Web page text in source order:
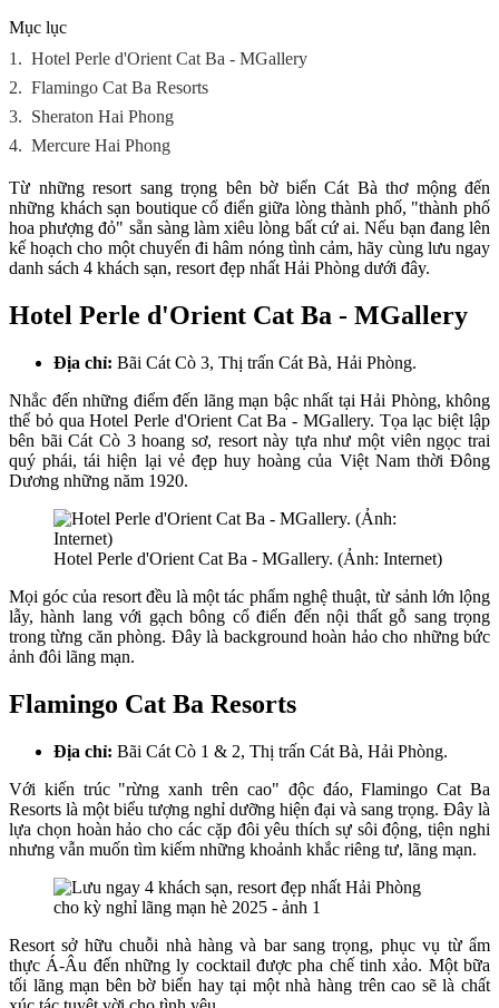
Mục lục
1. Hotel Perle d'Orient Cat Ba - MGallery
2. Flamingo Cat Ba Resorts
3. Sheraton Hai Phong
4. Mercure Hai Phong
Từ những resort sang trọng bên bờ biển Cát Bà thơ mộng đến
những khách sạn boutique cổ điển giữa lòng thành phố, "thành phố
hoa phượng đỏ" sẵn sàng làm xiêu lòng bất cứ ai. Nếu bạn đang lên
kế hoạch cho một chuyến đi hâm nóng tình cảm, hãy cùng lưu ngay
danh sách 4 khách sạn, resort đẹp nhất Hải Phòng dưới đây.
Hotel Perle d'Orient Cat Ba - MGallery
Địa chỉ: Bãi Cát Cò 3, Thị trấn Cát Bà, Hải Phòng.
Nhắc đến những điểm đến lãng mạn bậc nhất tại Hải Phòng, không
thể bỏ qua Hotel Perle d'Orient Cat Ba - MGallery. Tọa lạc biệt lập
bên bãi Cát Cò 3 hoang sơ, resort này tựa như một viên ngọc trai
quý phái, tái hiện lại vẻ đẹp huy hoàng của Việt Nam thời Đông
Dương những năm 1920.
Hotel Perle d'Orient Cat Ba - MGallery. (Ảnh: Internet)
Mọi góc của resort đều là một tác phẩm nghệ thuật, từ sảnh lớn lộng
lẫy, hành lang với gạch bông cổ điển đến nội thất gỗ sang trọng
trong từng căn phòng. Đây là background hoàn hảo cho những bức
ảnh đôi lãng mạn.
Flamingo Cat Ba Resorts
Địa chỉ: Bãi Cát Cò 1 & 2, Thị trấn Cát Bà, Hải Phòng.
Với kiến trúc "rừng xanh trên cao" độc đáo, Flamingo Cat Ba
Resorts là một biểu tượng nghỉ dưỡng hiện đại và sang trọng. Đây là
lựa chọn hoàn hảo cho các cặp đôi yêu thích sự sôi động, tiện nghi
nhưng vẫn muốn tìm kiếm những khoảnh khắc riêng tư, lãng mạn.
Resort sở hữu chuỗi nhà hàng và bar sang trọng, phục vụ từ ẩm
thực Á-Âu đến những ly cocktail được pha chế tinh xảo. Một bữa
tối lãng mạn bên bờ biển hay tại một nhà hàng trên cao sẽ là chất